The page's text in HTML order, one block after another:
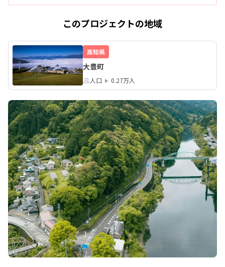
このプロジェクトの地域
高知県
大豊町
人口 0.27万人